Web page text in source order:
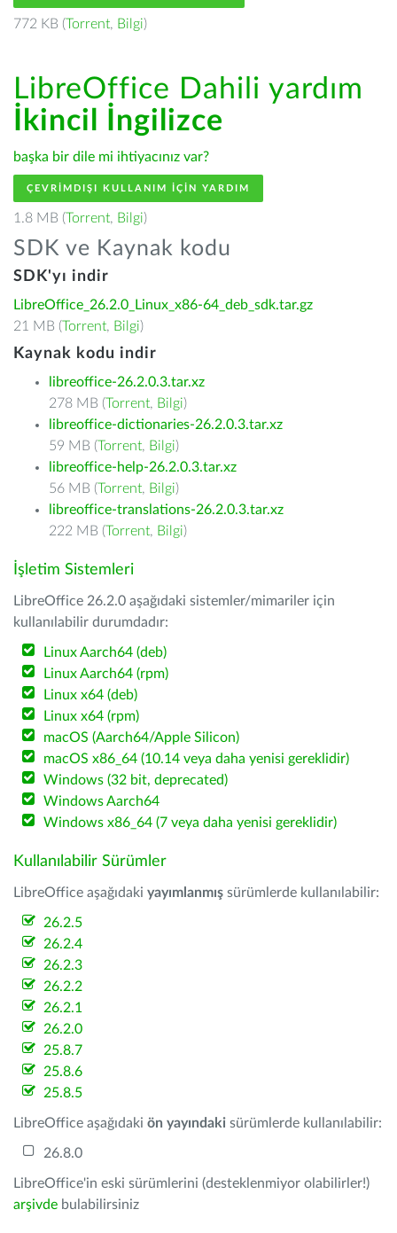
772 KB (Torrent, Bilgi)
LibreOffice Dahili yardım
İkincil İngilizce
başka bir dile mi ihtiyacınız var?
ÇEVRIMDIŞI KULLANIM IÇIN YARDIM
1.8 MB (Torrent, Bilgi)
SDK ve Kaynak kodu
SDK'yı indir
LibreOffice_26.2.0_Linux_x86-64_deb_sdk.tar.gz
21 MB (Torrent, Bilgi)
Kaynak kodu indir
libreoffice-26.2.0.3.tar.xz
278 MB (Torrent, Bilgi)
libreoffice-dictionaries-26.2.0.3.tar.xz
59 MB (Torrent, Bilgi)
libreoffice-help-26.2.0.3.tar.xz
56 MB (Torrent, Bilgi)
libreoffice-translations-26.2.0.3.tar.xz
222 MB (Torrent, Bilgi)
İşletim Sistemleri
LibreOffice 26.2.0 aşağıdaki sistemler/mimariler için
kullanılabilir durumdadır:
Linux Aarch64 (deb)
Linux Aarch64 (rpm)
Linux x64 (deb)
Linux x64 (rpm)
macOS (Aarch64/Apple Silicon)
macOS x86_64 (10.14 veya daha yenisi gereklidir)
Windows (32 bit, deprecated)
Windows Aarch64
Windows x86_64 (7 veya daha yenisi gereklidir)
Kullanılabilir Sürümler
LibreOffice aşağıdaki yayımlanmış sürümlerde kullanılabilir:
26.2.5
26.2.4
26.2.3
26.2.2
26.2.1
26.2.0
25.8.7
25.8.6
25.8.5
LibreOffice aşağıdaki ön yayındaki sürümlerde kullanılabilir:
26.8.0
LibreOffice'in eski sürümlerini (desteklenmiyor olabilirler!)
arşivde bulabilirsiniz